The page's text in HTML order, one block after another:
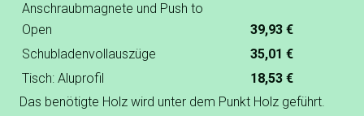
Anschraubmagnete und Push to
Open
39,93 €
Schubladenvollauszüge
35,01 €
Tisch: Aluprofil
18,53 €
Das benötigte Holz wird unter dem Punkt Holz geführt.